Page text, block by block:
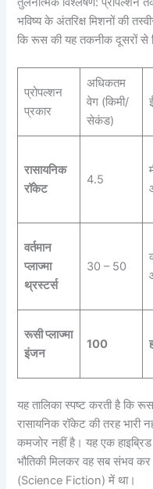
भविष्य के अंतरिक्ष मिशनों की
कि रूस की यह तकनीक दूसरों से
प्रोपल्शन
प्रकार
अधिकतम
वेग (किमी/
सेकंड)
रासायनिक
रॉकेट
4.5
वर्तमान
प्लाज्मा
थ्रस्टर्स
30 – 50
रूसी प्लाज्मा
इंजन
100
यह तालिका स्पष्ट करती है कि
रासायनिक रॉकेट की तरह भारी
कमजोर नहीं है। यह एक हाइब्रिड
भौतिकी मिलकर वह सब संभव
(Science Fiction) में था।